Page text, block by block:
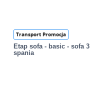
Transport Promocja
Etap sofa - basic - sofa
spania